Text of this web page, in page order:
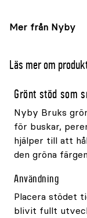
Mer från Nyby
Läs mer om
Grönt stöd som
Nyby Bruks
för buskar,
hjälper till att
den gröna
Användning
Placera stödet
blivit fullt